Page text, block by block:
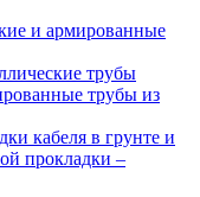
и армированные
трубы
трубы из
кабеля в грунте и
прокладки –